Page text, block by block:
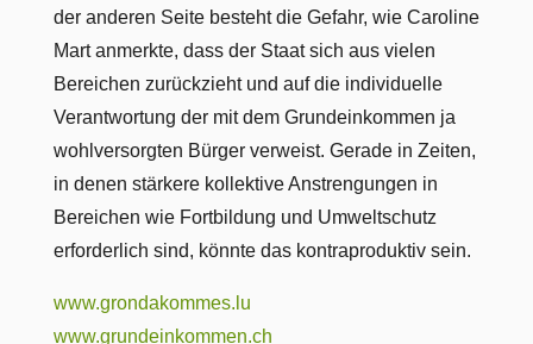
der anderen Seite besteht die Gefahr, wie Caroline
Mart anmerkte, dass der Staat sich aus vielen
Bereichen zurückzieht und auf die individuelle
Verantwortung der mit dem Grundeinkommen ja
wohlversorgten Bürger verweist. Gerade in Zeiten,
in denen stärkere kollektive Anstrengungen in
Bereichen wie Fortbildung und Umweltschutz
erforderlich sind, könnte das kontraproduktiv sein.
www.grondakommes.lu
www.grundeinkommen.ch